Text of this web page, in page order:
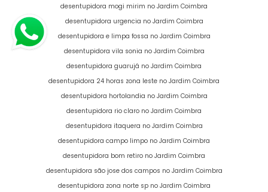
desentupidora mogi mirim no Jardim Coimbra
desentupidora urgencia no Jardim Coimbra
desentupidora e limpa fossa no Jardim Coimbra
desentupidora vila sonia no Jardim Coimbra
desentupidora guarujá no Jardim Coimbra
desentupidora 24 horas zona leste no Jardim Coimbra
desentupidora hortolandia no Jardim Coimbra
desentupidora rio claro no Jardim Coimbra
desentupidora itaquera no Jardim Coimbra
desentupidora campo limpo no Jardim Coimbra
desentupidora bom retiro no Jardim Coimbra
desentupidora são jose dos campos no Jardim Coimbra
desentupidora zona norte sp no Jardim Coimbra